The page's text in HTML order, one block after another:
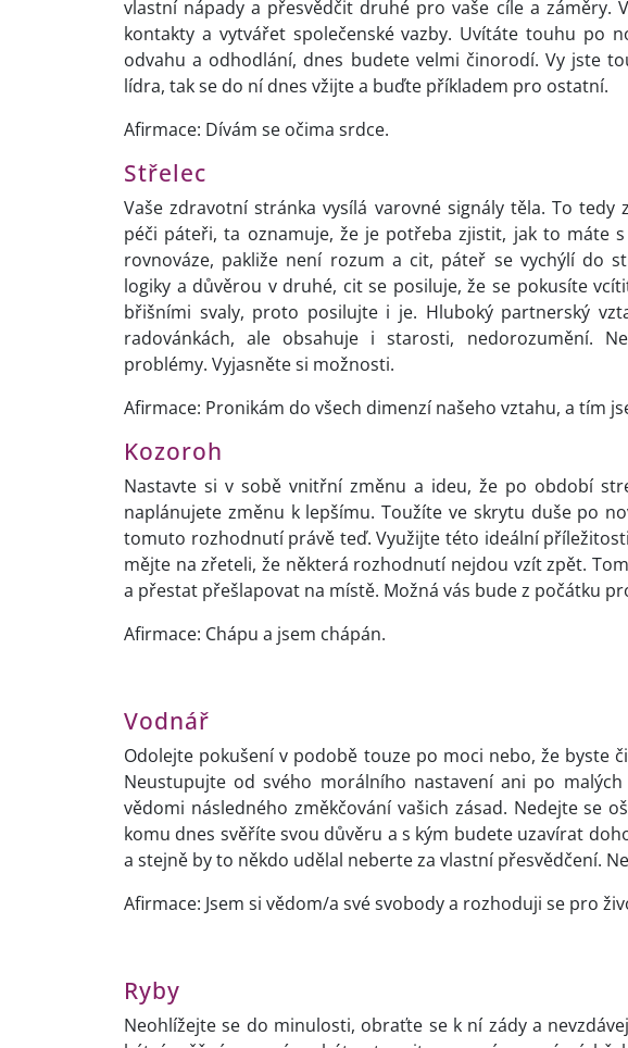
vlastní nápady a přesvědčit druhé pro vaše cíle a záměry.
kontakty a vytvářet společenské vazby. Uvítáte touhu po
odvahu a odhodlání, dnes budete velmi činorodí. Vy jste
lídra, tak se do ní dnes vžijte a buďte příkladem pro ostatní.
Afirmace: Dívám se očima srdce.
Střelec
Vaše zdravotní stránka vysílá varovné signály těla. To
péči páteři, ta oznamuje, že je potřeba zjistit, jak to máte
rovnováze, pakliže není rozum a cit, páteř se vychýlí do
logiky a důvěrou v druhé, cit se posiluje, že se pokusíte
břišními svaly, proto posilujte i je. Hluboký partnerský
radovánkách, ale obsahuje i starosti, nedorozumění.
problémy. Vyjasněte si možnosti.
Afirmace: Pronikám do všech dimenzí našeho vztahu, a tím
Kozoroh
Nastavte si v sobě vnitřní změnu a ideu, že po období
naplánujete změnu k lepšímu. Toužíte ve skrytu duše po
tomuto rozhodnutí právě teď. Využijte této ideální
mějte na zřeteli, že některá rozhodnutí nejdou vzít zpět.
a přestat přešlapovat na místě. Možná vás bude z počátku
Afirmace: Chápu a jsem chápán.
Vodnář
Odolejte pokušení v podobě touze po moci nebo, že byste
Neustupujte od svého morálního nastavení ani po
vědomi následného změkčování vašich zásad. Nedejte se
komu dnes svěříte svou důvěru a s kým budete uzavírat
a stejně by to někdo udělal neberte za vlastní přesvědčení.
Afirmace: Jsem si vědom/a své svobody a rozhoduji se pro
Ryby
Neohlížejte se do minulosti, obraťte se k ní zády a